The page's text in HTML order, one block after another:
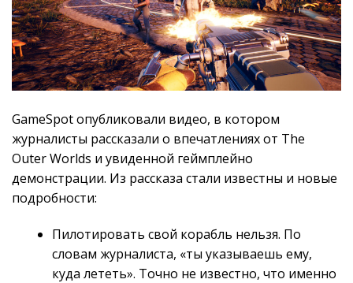
GameSpot опубликовали видео, в котором
журналисты рассказали о впечатлениях от The
Outer Worlds и увиденной геймплейно
демонстрации. Из рассказа стали известны и новые
подробности:
Пилотировать свой корабль нельзя. По
словам журналиста, «ты указываешь ему,
куда лететь». Точно не известно, что именно